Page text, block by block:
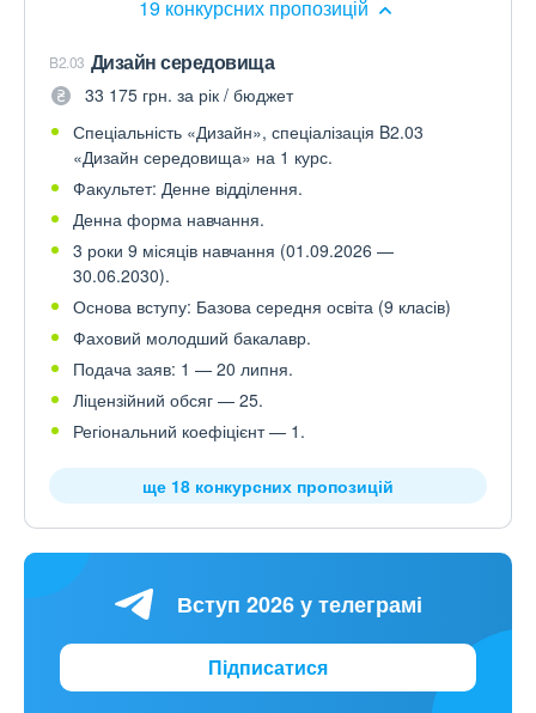
19 конкурсних пропозицій
B2.03 Дизайн середовища
33 175 грн. за рік / бюджет
Спеціальність «Дизайн», спеціалізація B2.03
«Дизайн середовища» на 1 курс.
Факультет: Денне відділення.
Денна форма навчання.
3 роки 9 місяців навчання (01.09.2026 —
30.06.2030).
Основа вступу: Базова середня освіта (9 класів)
Фаховий молодший бакалавр.
Подача заяв: 1 — 20 липня.
Ліцензійний обсяг — 25.
Регіональний коефіцієнт — 1.
ще 18 конкурсних пропозицій
Вступ 2026 у телеграмі
Підписатися